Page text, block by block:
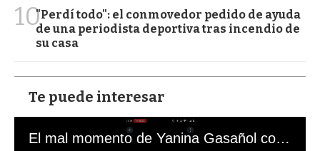
10"Perdí todo": el conmovedor pedido de ayuda
de una periodista deportiva tras incendio de
su casa
Te puede interesar
El mal momento de Yanina Gasañol con un hincha argentino en "Subrayado"